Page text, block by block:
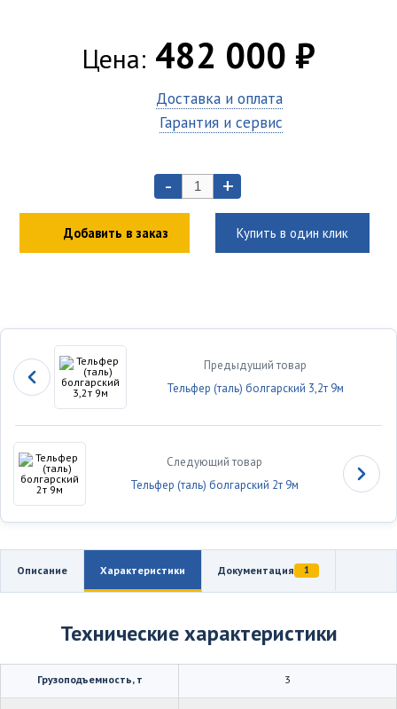
Цена: 482 000 ₽
Доставка и оплата
Гарантия и сервис
- +
Добавить в заказ Купить в один клик
Предыдущий товар
Тельфер (таль) болгарский 3,2т 9м
Следующий товар
Тельфер (таль) болгарский 2т 9м
Описание Характеристики Документация 1
Технические характеристики
Грузоподъемность, т 3